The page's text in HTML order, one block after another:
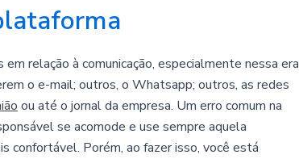
relação à comunicação, especialmente nessa era
o e-mail; outros, o Whatsapp; outros, as redes
ou até o jornal da empresa. Um erro comum na
se acomode e use sempre aquela
confortável. Porém, ao fazer isso, você está